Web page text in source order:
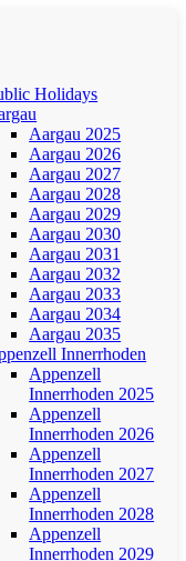
Holidays
Aargau 2025
Aargau 2026
Aargau 2027
Aargau 2028
Aargau 2029
Aargau 2030
Aargau 2031
Aargau 2032
Aargau 2033
Aargau 2034
Aargau 2035
Innerrhoden
Appenzell
Innerrhoden 2025
Appenzell
Innerrhoden 2026
Appenzell
Innerrhoden 2027
Appenzell
Innerrhoden 2028
Appenzell
Innerrhoden 2029